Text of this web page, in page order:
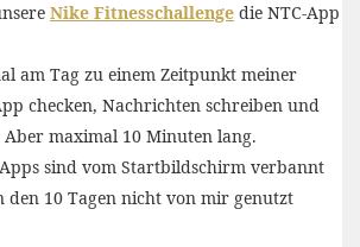
Nike Fitnesschallenge die NTC-App
am Tag zu einem Zeitpunkt meiner
checken, Nachrichten schreiben und
maximal 10 Minuten lang.
sind vom Startbildschirm verbannt
10 Tagen nicht von mir genutzt